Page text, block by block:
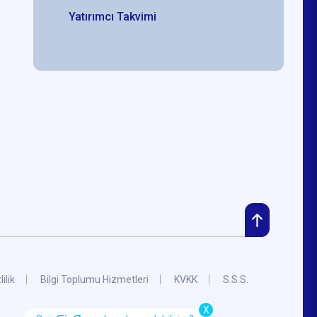
Yatırımcı Takvimi
Bilgi Toplumu Hizmetleri KVKK S.S.S.
X